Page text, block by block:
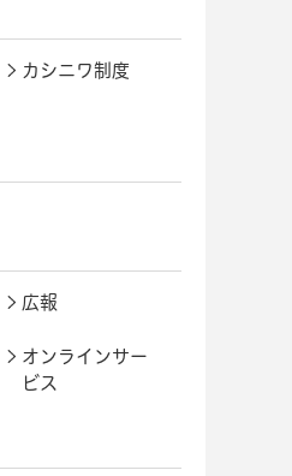
カシニワ制度
広報
オンラインサー
ビス